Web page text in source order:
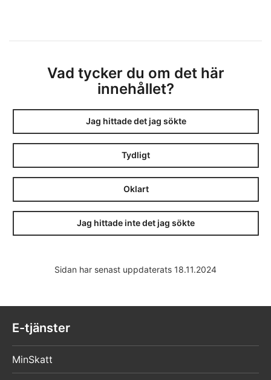
Vad tycker du om det här
innehållet?
Jag hittade det jag sökte
Tydligt
Oklart
Jag hittade inte det jag sökte
Sidan har senast uppdaterats 18.11.2024
E-tjänster
MinSkatt